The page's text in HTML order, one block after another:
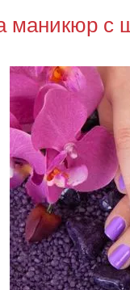
маникюр с